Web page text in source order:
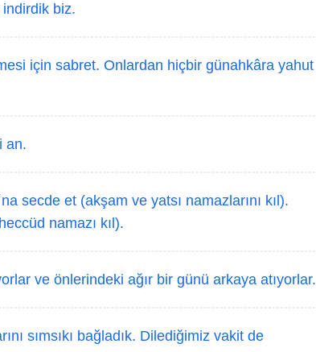
indirdik biz.
için sabret. Onlardan hiçbir günahkâra yahut
an.
secde et (akşam ve yatsı namazlarını kıl).
namazı kıl).
ve önlerindeki ağır bir günü arkaya atıyorlar.
sımsıkı bağladık. Dilediğimiz vakit de